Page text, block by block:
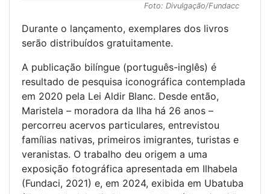
Foto: Divulgação/Fundacc
Durante o lançamento, exemplares dos livros
serão distribuídos gratuitamente.
A publicação bilíngue (português-inglês) é
resultado de pesquisa iconográfica contemplada
em 2020 pela Lei Aldir Blanc. Desde então,
Maristela – moradora da Ilha há 26 anos –
percorreu acervos particulares, entrevistou
famílias nativas, primeiros imigrantes, turistas e
veranistas. O trabalho deu origem a uma
exposição fotográfica apresentada em Ilhabela
(Fundaci, 2021) e, em 2024, exibida em Ubatuba